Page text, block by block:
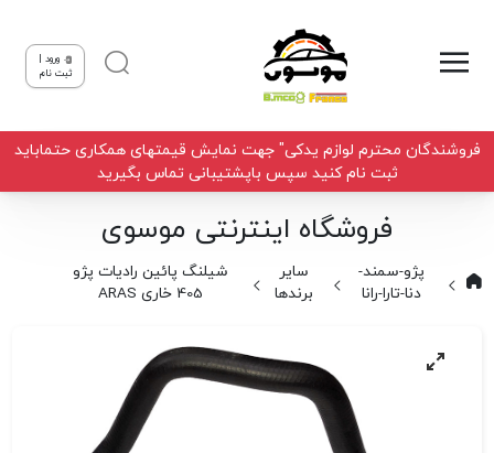
ورود |
ثبت نام
فروشندگان محترم لوازم یدکی" جهت نمایش قیمتهای همکاری حتماباید
ثبت نام کنید سپس باپشتیبانی تماس بگیرید
فروشگاه اینترنتی موسوی
پژو-سمند-
دنا-تارا-رانا
سایر
برندها
شیلنگ پائین رادیات پژو
405 خاری ARAS